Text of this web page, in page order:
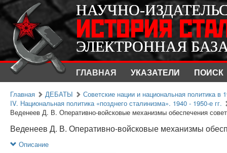
НАУЧНО-
ИСТОРИЯ
ЭЛЕКТРОННАЯ
ГЛАВНАЯ УКАЗАТЕЛИ ПОИСК
НАУЧНО-
ИСТОРИЯ
ЭЛЕКТРОННАЯ
Главная ДЕБАТЫ
Советские нации и национальная политика в
IV. Национальная политика «позднего сталинизма». 1940 - 1950-е гг.
Веденеев Д. В. Оперативно-войсковые механизмы обеспечения
Веденеев Д. В. Оперативно-войсковые механизмы
Описание